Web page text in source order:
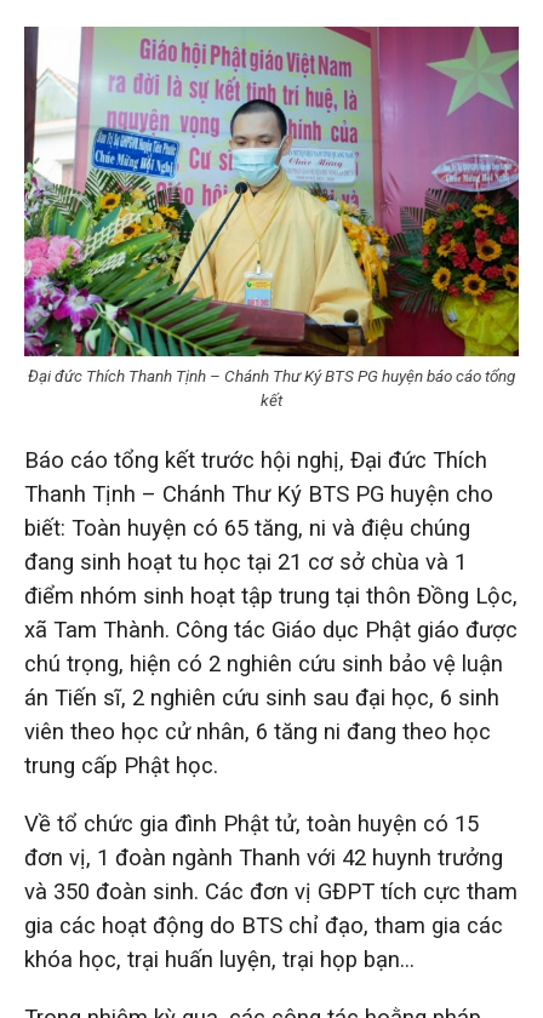
Đại đức Thích Thanh Tịnh – Chánh Thư Ký BTS PG huyện báo cáo tổng
kết
Báo cáo tổng kết trước hội nghị, Đại đức Thích
Thanh Tịnh – Chánh Thư Ký BTS PG huyện cho
biết: Toàn huyện có 65 tăng, ni và điệu chúng
đang sinh hoạt tu học tại 21 cơ sở chùa và 1
điểm nhóm sinh hoạt tập trung tại thôn Đồng Lộc,
xã Tam Thành. Công tác Giáo dục Phật giáo được
chú trọng, hiện có 2 nghiên cứu sinh bảo vệ luận
án Tiến sĩ, 2 nghiên cứu sinh sau đại học, 6 sinh
viên theo học cử nhân, 6 tăng ni đang theo học
trung cấp Phật học.
Về tổ chức gia đình Phật tử, toàn huyện có 15
đơn vị, 1 đoàn ngành Thanh với 42 huynh trưởng
và 350 đoàn sinh. Các đơn vị GĐPT tích cực tham
gia các hoạt động do BTS chỉ đạo, tham gia các
khóa học, trại huấn luyện, trại họp bạn…